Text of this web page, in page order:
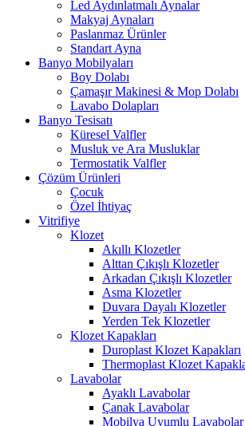
Led Aydınlatmalı Aynalar
Makyaj Aynaları
Paslanmaz Ürünler
Standart Ayna
Banyo Mobilyaları
Boy Dolabı
Çamaşır Makinesi & Mop Dolabı
Lavabo Dolapları
Banyo Tesisatı
Küresel Valfler
Musluk ve Ara Musluklar
Termostatik Valfler
Çözüm Ürünleri
Çocuk
Özel İhtiyaç
Vitrifiye
Klozet
Akıllı Klozetler
Alttan Çıkışlı Klozetler
Arkadan Çıkışlı Klozetler
Asma Klozetler
Duvara Dayalı Klozetler
Yerden Tek Klozetler
Klozet Kapakları
Duroplast Klozet Kapakları
Thermoplast Klozet
Lavabolar
Ayaklı Lavabolar
Çanak Lavabolar
Mobilya Uyumlu Lavabolar